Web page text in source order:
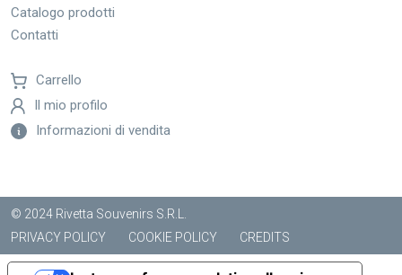
Catalogo prodotti
Contatti
Carrello
Il mio profilo
Informazioni di vendita
© 2024 Rivetta Souvenirs S.R.L.
PRIVACY POLICY
COOKIE POLICY CREDITS